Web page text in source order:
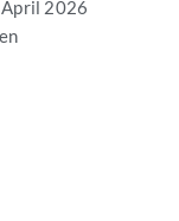
April 2026